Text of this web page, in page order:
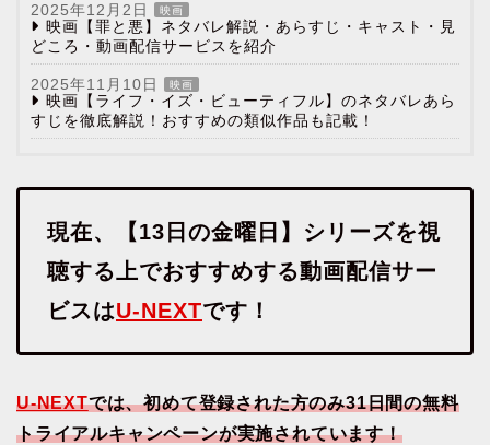
2025年12月2日 映画
映画【罪と悪】ネタバレ解説・あらすじ・キャスト・見
どころ・動画配信サービスを紹介
2025年11月10日 映画
映画【ライフ・イズ・ビューティフル】のネタバレあら
すじを徹底解説！おすすめの類似作品も記載！
現在、【13日の金曜日】シリーズを視
聴する上でおすすめする動画配信サー
ビスはU-NEXTです！
U-NEXTでは、初めて登録された方のみ31日間の無料
トライアルキャンペーンが実施されています！